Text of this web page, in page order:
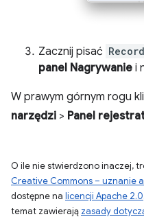
Zacznij pisać
panel Nagrywanie i
W prawym górnym rogu
narzędzi > Panel
O ile nie stwierdzono inaczej,
Creative Commons – uznanie
dostępne na licencji Apache 2.0
temat zawierają zasady